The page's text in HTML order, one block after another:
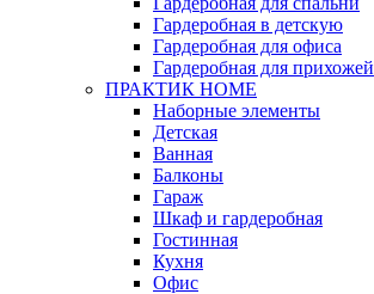
Гардеробная в детскую
Гардеробная для офиса
Гардеробная для прихожей
ПРАКТИК HOME
Наборные элементы
Детская
Ванная
Балконы
Гараж
Шкаф и гардеробная
Гостинная
Кухня
Офис